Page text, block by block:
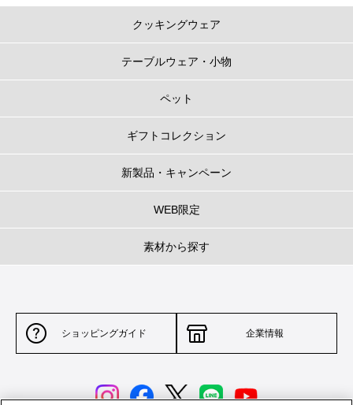
クッキングウェア
テーブルウェア・小物
ペット
ギフトコレクション
新製品・キャンペーン
WEB限定
素材から探す
ショッピングガイド 企業情報